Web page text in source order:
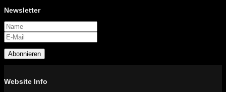
Newsletter
Abonnieren
Website Info